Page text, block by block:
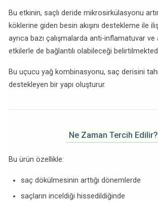
Bu etkinin, saçlı deride mikrosirkülasyonu
köklerine giden besin akışını destekleme ile
ayrıca bazı çalışmalarda anti-inflamatuvar
etkilerle de bağlantılı olabileceği
Bu uçucu yağ kombinasyonu, saç derisini
destekleyen bir yapı oluşturur.
Ne Zaman Tercih Edilir?
Bu ürün özellikle:
saç dökülmesinin arttığı dönemlerde
saçların inceldiği hissedildiğinde